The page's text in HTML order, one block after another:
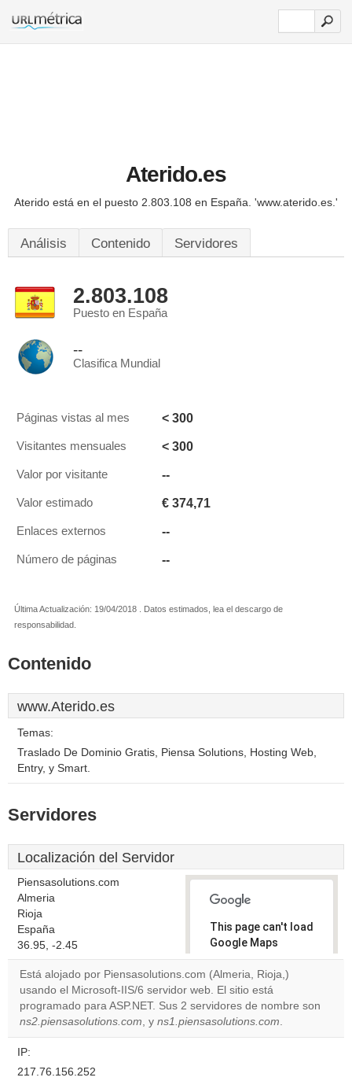
Aterido.es
Aterido está en el puesto 2.803.108 en España. 'www.aterido.es.'
Análisis Contenido Servidores
2.803.108
Puesto en España
--
Clasifica Mundial
Páginas vistas al mes < 300
Visitantes mensuales < 300
Valor por visitante --
Valor estimado € 374,71
Enlaces externos --
Número de páginas --
Última Actualización: 19/04/2018 . Datos estimados, lea el descargo de
responsabilidad.
Contenido
www.Aterido.es
Temas:
Traslado De Dominio Gratis, Piensa Solutions, Hosting Web,
Entry, y Smart.
Servidores
Localización del Servidor
Piensasolutions.com
Almeria
Rioja
España
36.95, -2.45
This page can't load
Google Maps
correctly.
Do you
own this
website?
OK
Está alojado por Piensasolutions.com (Almeria, Rioja,)
usando el Microsoft-IIS/6 servidor web. El sitio está
programado para ASP.NET. Sus 2 servidores de nombre son
ns2.piensasolutions.com, y ns1.piensasolutions.com.
IP:
217.76.156.252